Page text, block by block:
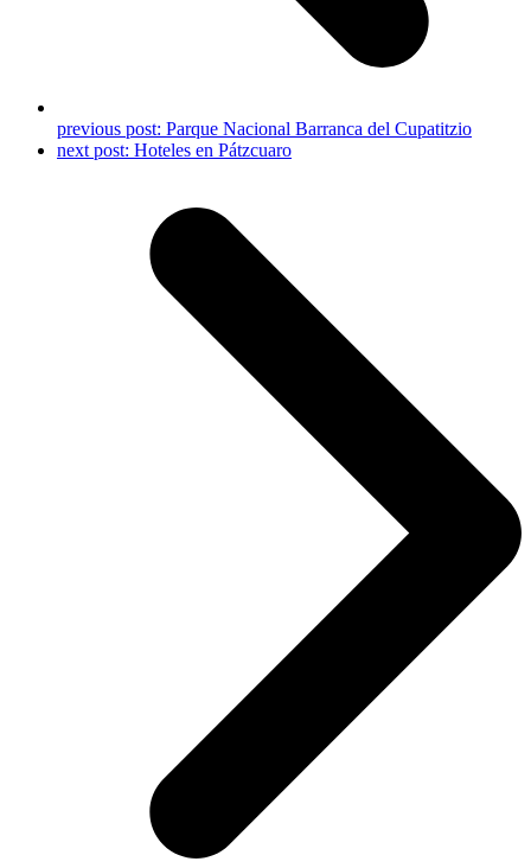
previous post: Parque Nacional Barranca del Cupatitzio
next post: Hoteles en Pátzcuaro